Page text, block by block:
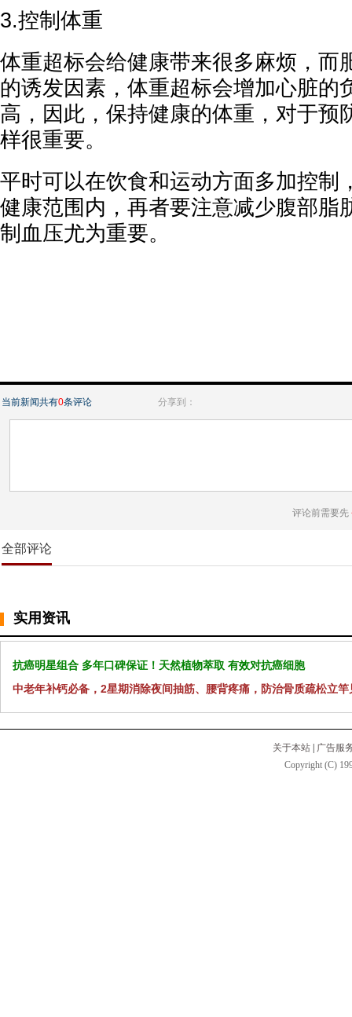
3.控制体重
体重超标会给健康带来很多麻烦，而
的诱发因素，体重超标会增加心脏的
高，因此，保持健康的体重，对于预
样很重要。
平时可以在饮食和运动方面多加控制
健康范围内，再者要注意减少腹部脂
制血压尤为重要。
当前新闻共有0条评论 分享到：
评论前需要先
全部评论
实用资讯
抗癌明星组合 多年口碑保证！天然植物萃取 有效对抗癌细胞
中老年补钙必备，2星期消除夜间抽筋、腰背疼痛，防治骨质疏松立竿
关于本站
广告服
Copyright (C)